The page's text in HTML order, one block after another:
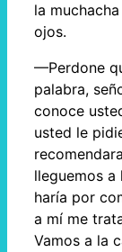
la
ojos.
—Perdone
palabra,
conoce
usted le
lleguemos a
haría por
a mí me
Vamos a la